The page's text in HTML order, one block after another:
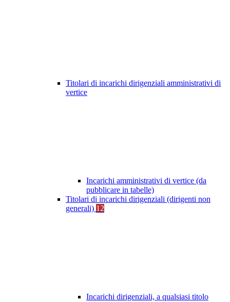
Titolari di incarichi dirigenziali amministrativi di
vertice
Incarichi amministrativi di vertice (da
pubblicare in tabelle)
Titolari di incarichi dirigenziali (dirigenti non
generali) 12
Incarichi dirigenziali, a qualsiasi titolo